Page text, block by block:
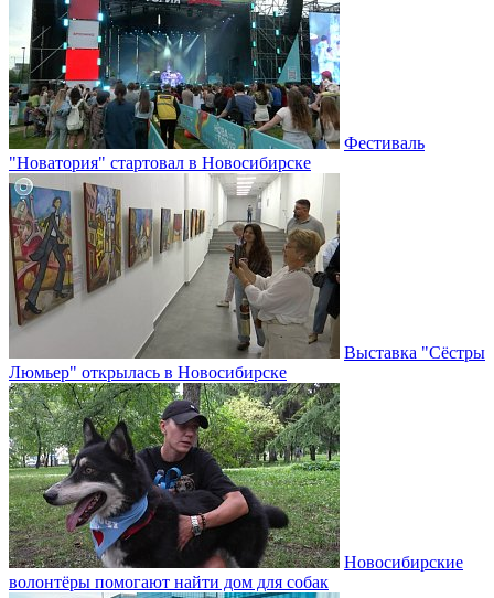
Фестиваль
"Новатория" стартовал в Новосибирске
Выставка "Сёстры
Люмьер" открылась в Новосибирске
Новосибирские
волонтёры помогают найти дом для собак